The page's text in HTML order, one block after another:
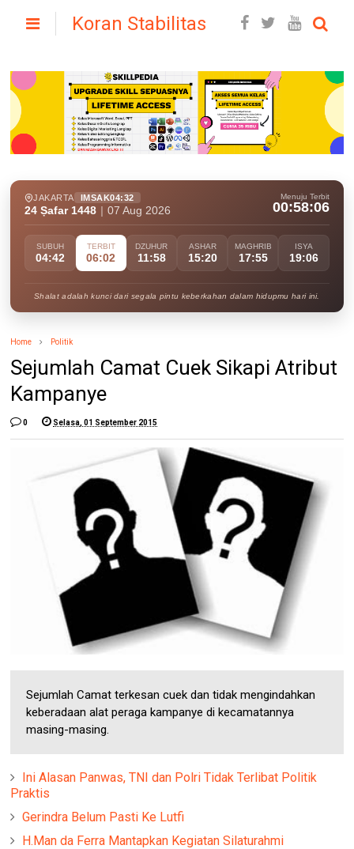
Koran Stabilitas
JAKARTA IMSAK04:32
24 Ṣafar 1448 07 Aug 2026
Menuju Terbit
00:58:05
SUBUH
04:42
TERBIT
06:02
DZUHUR
11:58
ASHAR
15:20
MAGHRIB
17:55
ISYA
19:06
Shalat adalah kunci dari segala pintu keberkahan dalam hidupmu hari ini.
Home Politik
Sejumlah Camat Cuek Sikapi Atribut
Kampanye
0 Selasa, 01 September 2015
Sejumlah Camat terkesan cuek dan tidak mengindahkan
keberadaan alat peraga kampanye di kecamatannya
masing-masing.
Ini Alasan Panwas, TNI dan Polri Tidak Terlibat Politik
Praktis
Gerindra Belum Pasti Ke Lutfi
H.Man da Ferra Mantapkan Kegiatan Silaturahmi